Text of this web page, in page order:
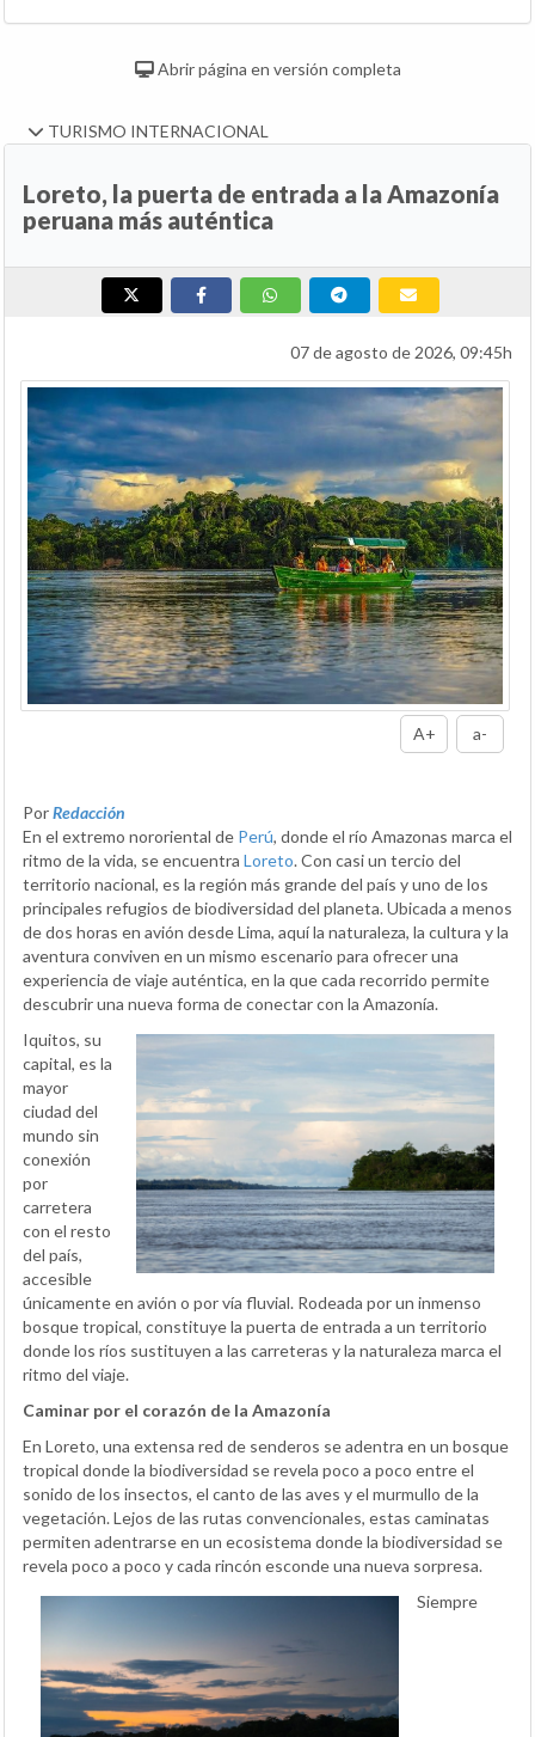
Abrir página en versión completa
TURISMO INTERNACIONAL
Loreto, la puerta de entrada a la Amazonía
peruana más auténtica
07 de agosto de 2026, 09:45h
A+ a-
PorRedacción
En el extremo nororiental de Perú, donde el río Amazonas marca el
ritmo de la vida, se encuentra Loreto. Con casi un tercio del
territorio nacional, es la región más grande del país y uno de los
principales refugios de biodiversidad del planeta. Ubicada a menos
de dos horas en avión desde Lima, aquí la naturaleza, la cultura y la
aventura conviven en un mismo escenario para ofrecer una
experiencia de viaje auténtica, en la que cada recorrido permite
descubrir una nueva forma de conectar con la Amazonía.
Iquitos, su
capital, es la
mayor
ciudad del
mundo sin
conexión
por
carretera
con el resto
del país,
accesible
únicamente en avión o por vía fluvial. Rodeada por un inmenso
bosque tropical, constituye la puerta de entrada a un territorio
donde los ríos sustituyen a las carreteras y la naturaleza marca el
ritmo del viaje.
Caminar por el corazón de la Amazonía
En Loreto, una extensa red de senderos se adentra en un bosque
tropical donde la biodiversidad se revela poco a poco entre el
sonido de los insectos, el canto de las aves y el murmullo de la
vegetación. Lejos de las rutas convencionales, estas caminatas
permiten adentrarse en un ecosistema donde la biodiversidad se
revela poco a poco y cada rincón esconde una nueva sorpresa.
Siempre